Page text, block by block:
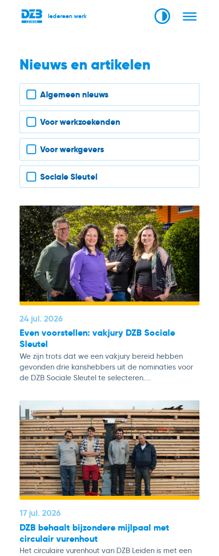
Iedereen werk
Nieuws en artikelen
Filter nieuws
Algemeen nieuws
Voor werkzoekenden
Voor werkgevers
Sociale Sleutel
24 jul. 2026
Even voorstellen: vakjury DZB Sociale
Sleutel
We zijn trots dat we een vakjury bereid hebben
gevonden drie kanshebbers uit de nominaties voor
de DZB Sociale Sleutel te selecteren....
17 jul. 2026
DZB behaalt bijzondere mijlpaal met
circulair vurenhout
Het circulaire vurenhout van DZB Leiden is met een